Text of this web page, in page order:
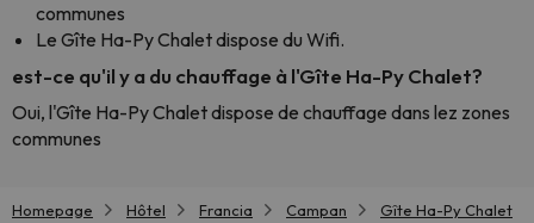
communes
Le Gîte Ha-Py Chalet dispose du Wifi.
est-ce qu'il y a du chauffage à l'Gîte Ha-Py Chalet?
Oui, l'Gîte Ha-Py Chalet dispose de chauffage dans lez zones
communes
Homepage Hôtel Francia Campan Gîte Ha-Py Chalet